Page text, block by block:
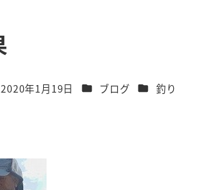
日
2020年1月19日 カテゴリー
ブログ カテゴリー
釣り